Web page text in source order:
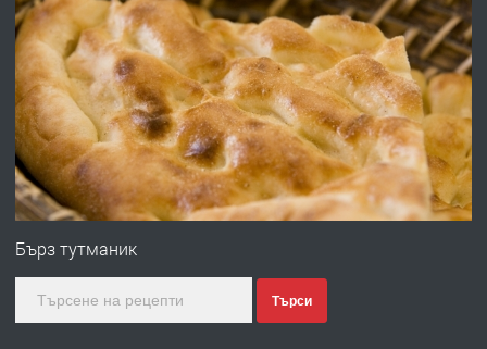
преди 3 дни
ПРЕДЛАГА Давам гараж под наем
преди 3 дни
ПРЕДЛАГА
№4120 Магазин/Офис под наем в кв.
Бърз тутманик
Търси